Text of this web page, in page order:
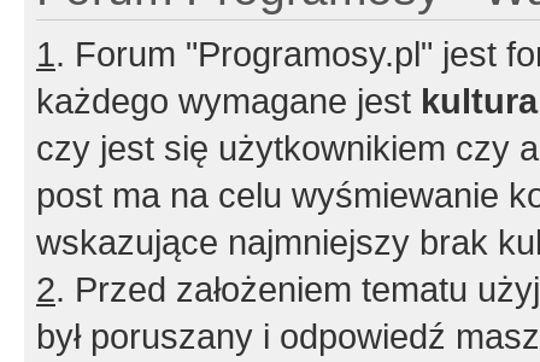
1. Forum "Programosy.pl" jest
każdego wymagane jest
czy jest się użytkownikiem czy
post ma na celu wyśmiewanie
wskazujące najmniejszy brak
2. Przed założeniem tematu
był poruszany i odpowiedź